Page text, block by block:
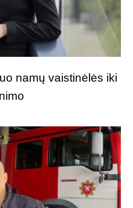
namų vaistinėlės iki